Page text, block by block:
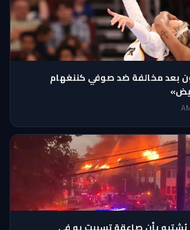
بعد مخالفة ضد صوفي كننغهام